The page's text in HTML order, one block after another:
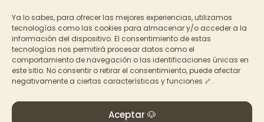
Ya lo sabes, para ofrecer las mejores experiencias, utilizamos
tecnologías como las cookies para almacenar y/o acceder a la
información del dispositivo. El consentimiento de estas
tecnologías nos permitirá procesar datos como el
comportamiento de navegación o las identificaciones únicas en
este sitio. No consentir o retirar el consentimiento, puede afectar
negativamente a ciertas características y funciones 🦴.
Aceptar 🐶
Acceder a los cursos
Contacto